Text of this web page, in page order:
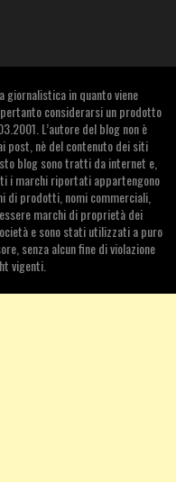
giornalistica in quanto viene
considerarsi un prodotto
L’autore del blog non è
post, nè del contenuto dei siti
blog sono tratti da internet e,
i marchi riportati appartengono
prodotti, nomi commerciali,
marchi di proprietà dei
e sono stati utilizzati a puro
senza alcun fine di violazione
vigenti.